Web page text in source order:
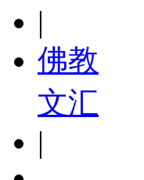
|
佛教
文汇
|